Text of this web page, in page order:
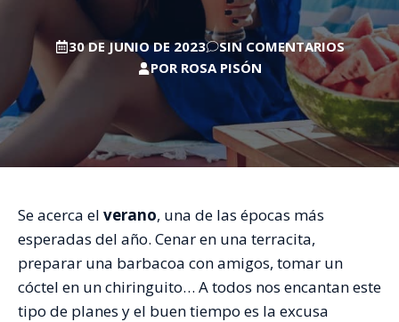
30 DE JUNIO DE 2023
SIN COMENTARIOS
POR ROSA PISÓN
Se acerca el verano, una de las épocas más
esperadas del año. Cenar en una terracita,
preparar una barbacoa con amigos, tomar un
cóctel en un chiringuito… A todos nos encantan este
tipo de planes y el buen tiempo es la excusa